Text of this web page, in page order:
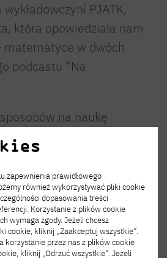
PJATK,
która opowiedziała nam
matematyce w dwóch
podcastu “Na
na naukę
jest piękna!
zapewnienia prawidłowego
również wykorzystywać pliki cookie
dopasowania treści
Korzystanie z plików cookie
wymaga zgody. Jeżeli chcesz
cookie, kliknij „Zaakceptuj wszystkie”.
korzystanie przez nas z plików cookie
kliknij „Odrzuć wszystkie”. Jeżeli